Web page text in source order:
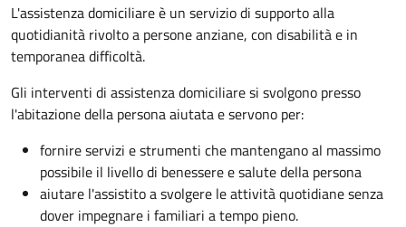
L'assistenza domiciliare è un servizio di supporto alla
quotidianità rivolto a persone anziane, con disabilità e in
temporanea difficoltà.
Gli interventi di assistenza domiciliare si svolgono presso
l'abitazione della persona aiutata e servono per:
fornire servizi e strumenti che mantengano al massimo
possibile il livello di benessere e salute della persona
aiutare l'assistito a svolgere le attività quotidiane senza
dover impegnare i familiari a tempo pieno.